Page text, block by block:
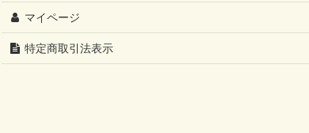
マイページ
特定商取引法表示